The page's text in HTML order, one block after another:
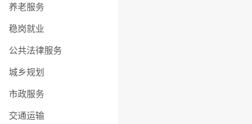
养老服务
稳岗就业
公共法律服务
城乡规划
市政服务
交通运输